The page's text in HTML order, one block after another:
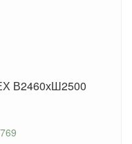
В2460хШ2500